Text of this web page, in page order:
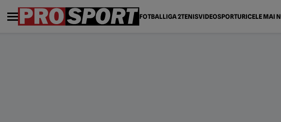
FOTBALLIGA 2TENISVIDEOSPORTURICELE MAI